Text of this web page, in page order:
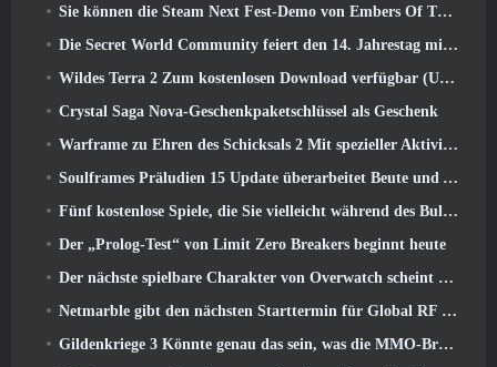
Sie können die Steam Next Fest-Demo von Embers Of The Uncrowned Tomorrow vorab herunterladen
Die Secret World Community feiert den 14. Jahrestag mit einem Rätsel, das sie gemeinsam lösen müssen
Wildes Terra 2 Zum kostenlosen Download verfügbar (Und behalten) Für eine begrenzte Zeit
Crystal Saga Nova-Geschenkpaketschlüssel als Geschenk
Warframe zu Ehren des Schicksals 2 Mit spezieller Aktivität und Titel im Spiel
Soulframes Präludien 15 Update überarbeitet Beute und Angeln
Fünf kostenlose Spiele, die Sie vielleicht während des Bullet Fests ausprobieren möchten
Der „Prolog-Test“ von Limit Zero Breakers beginnt heute
Der nächste spielbare Charakter von Overwatch scheint ein überarbeiteter Cyborg-Verbrecherboss zu sein
Netmarble gibt den nächsten Starttermin für Global RF Online bekannt
Gildenkriege 3 Könnte genau das sein, was die MMO-Branche gerade braucht